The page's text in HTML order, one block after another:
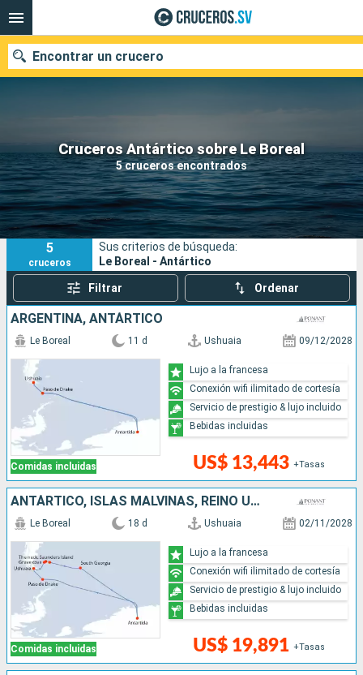
Cruceros Antártico sobre Le Boreal
5 cruceros encontrados
Encontrar un crucero
Nuestros destinos
Fecha de salida
Puertos Compañías
Buscar
5
cruceros
Sus criterios de búsqueda:
Le Boreal - Antártico
Filtrar Ordenar
ARGENTINA, ANTÁRTICO
Comidas incluidas
Le Boreal 11 d Ushuaia 09/12/2028
US$ 13,443 +Tasas
Lujo a la francesa
Conexión wifi ilimitado de cortesía
Servicio de prestigio & lujo incluido
Bebidas incluidas
ANTÁRTICO, ISLAS MALVINAS, REINO UNIDO, ARGENTINA
Comidas incluidas
Le Boreal 18 d Ushuaia 02/11/2028
US$ 19,891 +Tasas
Lujo a la francesa
Conexión wifi ilimitado de cortesía
Servicio de prestigio & lujo incluido
Bebidas incluidas